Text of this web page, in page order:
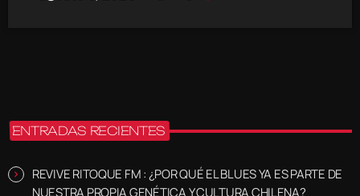
ENTRADAS RECIENTES
REVIVE RITOQUE FM : ¿POR QUÉ EL BLUES YA ES PARTE DE